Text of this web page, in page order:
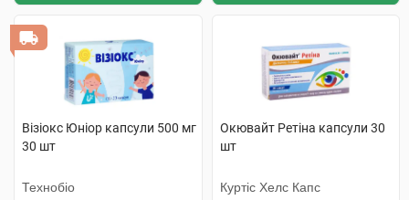
Візіокс Юніор капсули 500 мг
30 шт
Технобіо
Окювайт Ретіна капсули 30
шт
Куртіс Хелс Капс